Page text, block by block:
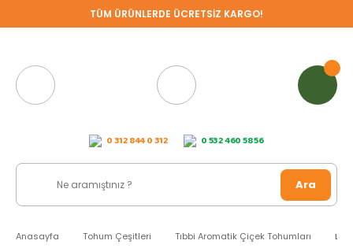
TÜM ÜRÜNLERDE ÜCRETSİZ KARGO!
0 312 844 0 312 0 532 460 58 56
Ara
Anasayfa Tohum Çeşitleri Tıbbi Aromatik Çiçek Tohumları